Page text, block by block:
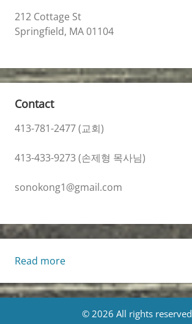
212 Cottage St
Springfield, MA 01104
Contact
413-781-2477 (교회)
413-433-9273 (손제형 목사님)
sonokong1@gmail.com
Read more:
Life
5/8/2025]
© 2026 All rights reserved